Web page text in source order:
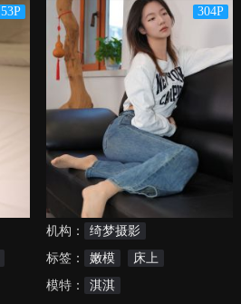
53P 304P
机构：
绮梦摄影
标签：
嫩模
床上
模特：
淇淇